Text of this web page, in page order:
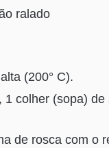
ralado
(200° C).
colher (sopa)
de rosca com o